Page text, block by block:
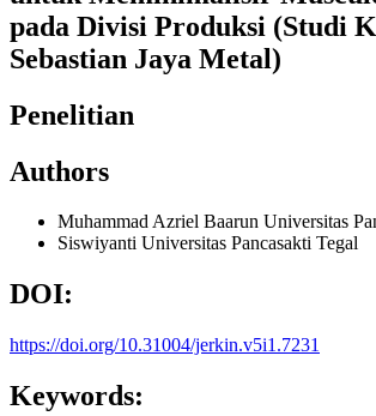
pada Divisi Produksi (Studi
Sebastian Jaya Metal)
Penelitian
Authors
Muhammad Azriel Baarun Universitas
Siswiyanti Universitas Pancasakti Tegal
DOI:
https://doi.org/10.31004/jerkin.v5i1.7231
Keywords: